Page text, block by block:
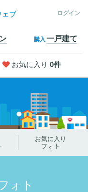
ログイン
購入 一戸建て
お気に入り 0件
お気に入り
フォト
ォト